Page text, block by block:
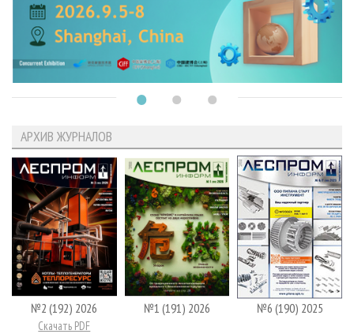
АРХИВ ЖУРНАЛОВ
№2 (192) 2026
Скачать PDF
№1 (191) 2026 №6 (190) 2025